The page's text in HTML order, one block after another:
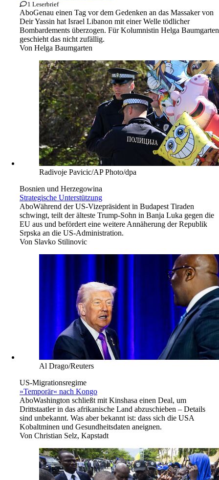
1 Leserbrief
AboGenau einen Tag vor dem Gedenken an das Massaker von
Deir Yassin hat Israel Libanon mit einer Welle tödlicher
Bombardements überzogen. Für Kolumnistin Helga Baumgarten
geschieht das nicht zufällig.
Von Helga Baumgarten
Radivoje Pavicic/AP Photo/dpa
Bosnien und Herzegowina
Strategische Unterstützung
AboWährend der US-Vizepräsident in Budapest Tiraden
schwingt, teilt der älteste Trump-Sohn in Banja Luka gegen die
EU aus und befördert eine weitere Annäherung der Republik
Srpska an die US-Administration.
Von Slavko Stilinovic
Al Drago/Reuters
US-Migrationsregime
»Temporär« nach Kongo
AboWashington schließt mit Kinshasa einen Deal, um
Drittstaatler in das afrikanische Land abzuschieben – Details
sind unbekannt. Was aber bekannt ist: dass sich die USA
Kobaltminen und Gesundheitsdaten aneignen.
Von Christian Selz, Kapstadt